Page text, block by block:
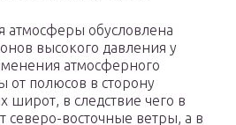
атмосферы обусловлена
высокого давления у
атмосферного
от полюсов в сторону
в следствие чего в
северо-восточные ветры, а в